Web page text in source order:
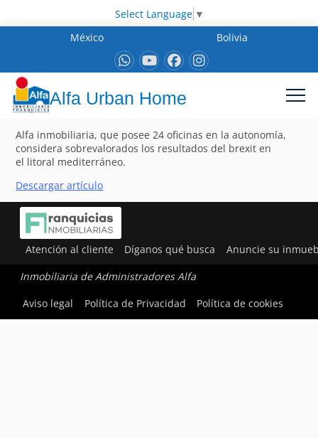
Select Language ▼
México
Bolivia
Alfa Urban Home
Alfa inmobiliaria, que posee 24 oficinas en la autonomía,
considera sobrevalorados los resultados del brexit en
el litoral mediterráneo.
Descargar artículo
Atención al cliente Díganos qué busca Anuncie su
Inmobiliaria de Administradores Alfa
Aviso legal
Política de Privacidad Política de cookies